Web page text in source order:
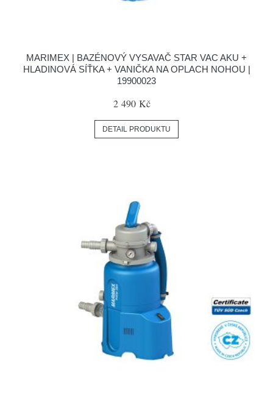
MARIMEX | BAZÉNOVÝ VYSAVAČ STAR VAC AKU +
HLADINOVÁ SÍŤKA + VANIČKA NA OPLACH NOHOU |
19900023
2 490 Kč
DETAIL PRODUKTU